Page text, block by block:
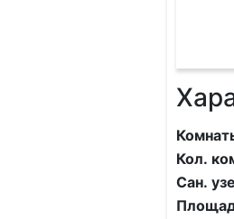
Кол.
Сан.